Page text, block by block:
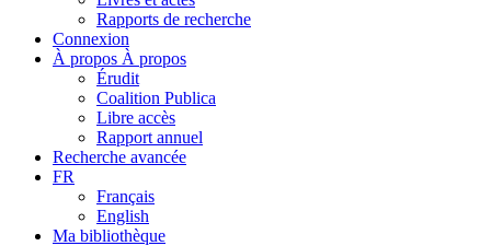
Rapports de recherche
Connexion
À propos À propos
Érudit
Coalition Publica
Libre accès
Rapport annuel
Recherche avancée
FR
Français
English
Ma bibliothèque